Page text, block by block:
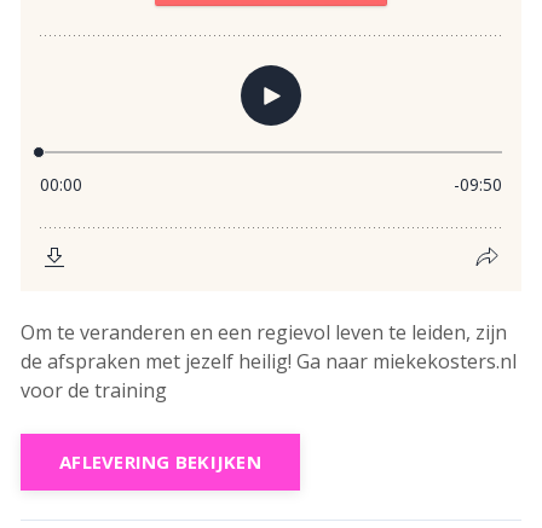
Om te veranderen en een regievol leven te leiden, zijn
de afspraken met jezelf heilig! Ga naar miekekosters.nl
voor de training
AFLEVERING BEKIJKEN